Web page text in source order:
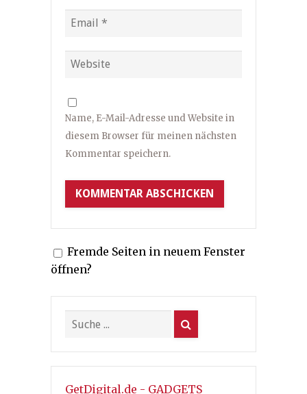
Name, E-Mail-Adresse und Website in
diesem Browser für meinen nächsten
Kommentar speichern.
Fremde Seiten in neuem Fenster
öffnen?
GetDigital.de - GADGETS